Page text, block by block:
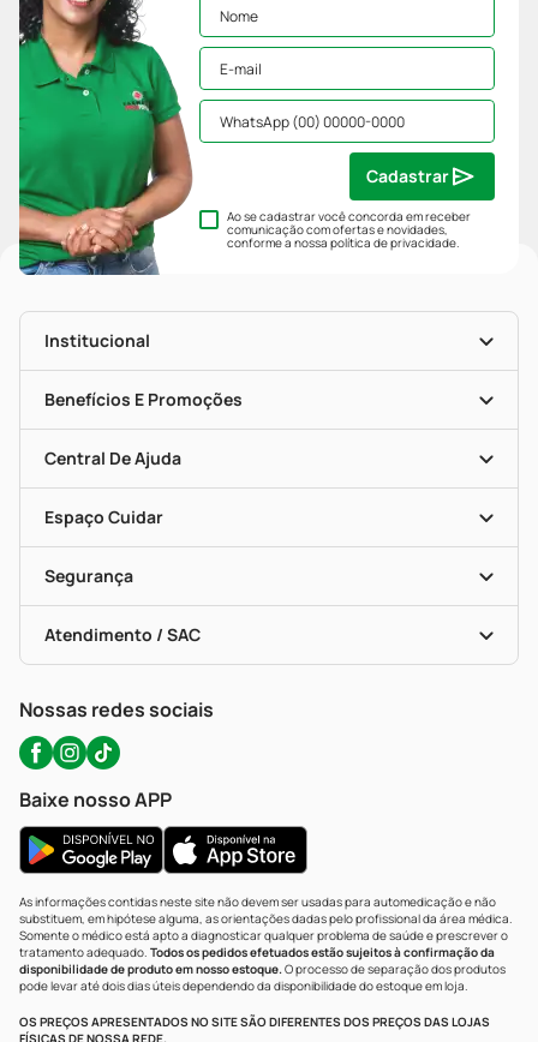
Ao se cadastrar você concorda em receber
comunicação com ofertas e novidades,
conforme a nossapolítica de privacidade.
Cadastrar
Institucional
História
Nossas Lojas
Mapa De Categorias
Blog Da PP
Seja Uma Loja Parceira
Benefícios E Promoções
Clube PP
Convênios
Programa Popular Do Brasil
Encarte De Ofertas
Dermaclub
Descontos De Laboratório (PBM)
Cupons E Ofertas
Central De Ajuda
Entrega
Recompra Programada
Compras Com Receita
Alomed (tele-Entrega)
Formas De Pagamento
Troca E Devolução
Bulas De A A Z
Políticas De Marketplace
Espaço Cuidar
Vacinas
Serviços Farmacêuticos
Testes Rápidos
Autoteste Covid-19
Segurança
Certificado De Segurança
Portal Da Privacidade
Atendimento / SAC
WhatsApp (47) 9202-1687
Nossas redes sociais
Baixe nosso APP
As informações contidas neste site não devem ser usadas para automedicação e não
substituem, em hipótese alguma, as orientações dadas pelo profissional da área médica.
Somente o médico está apto a diagnosticar qualquer problema de saúde e prescrever o
tratamento adequado. Todos os pedidos efetuados estão sujeitos à confirmação da
disponibilidade de produto em nosso estoque.O processo de separação dos produtos
pode levar até dois dias úteis dependendo da disponibilidade do estoque em loja.
OS PREÇOS APRESENTADOS NO SITE SÃO DIFERENTES DOS PREÇOS DAS LOJAS
FÍSICAS DE NOSSA REDE.